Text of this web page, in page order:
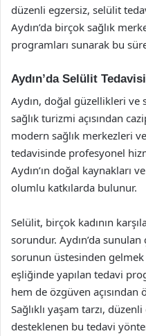
düzenli egzersiz, selülit
Aydın’da birçok sağlık
programları sunarak bu
Aydın’da Selülit
Aydın, doğal güzellikleri ve
sağlık turizmi açısından
modern sağlık merkezleri
tedavisinde profesyonel
Aydın’ın doğal kaynakları
olumlu katkılarda bulunur.
Selülit, birçok kadının
sorundur. Aydın’da
sorunun üstesinden
eşliğinde yapılan tedavi
hem de özgüven
Sağlıklı yaşam tarzı,
desteklenen bu tedavi